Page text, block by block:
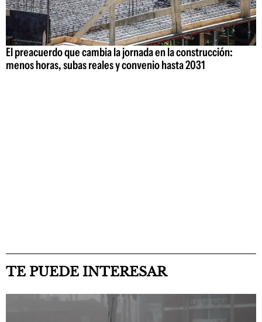
El preacuerdo que cambia la jornada en la construcción:
menos horas, subas reales y convenio hasta 2031
TE PUEDE INTERESAR